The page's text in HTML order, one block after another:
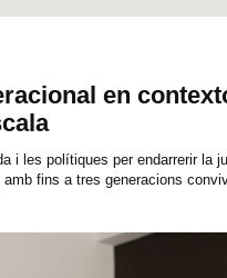
en
i les polítiques per endarrerir la
fins a tres generacions